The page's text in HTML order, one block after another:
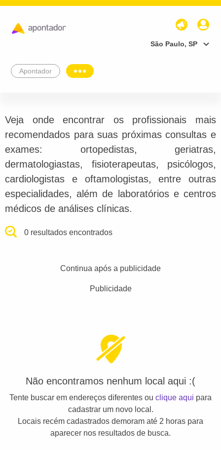
São Paulo, SP
Apontador
Veja onde encontrar os profissionais mais
recomendados para suas próximas consultas e
exames: ortopedistas, geriatras,
dermatologiastas, fisioterapeutas, psicólogos,
cardiologistas e oftamologistas, entre outras
especialidades, além de laboratórios e centros
médicos de análises clínicas.
0 resultados encontrados
Continua após a publicidade
Publicidade
Não encontramos nenhum local aqui :(
Tente buscar em endereços diferentes ou clique aqui para
cadastrar um novo local.
Locais recém cadastrados demoram até 2 horas para
aparecer nos resultados de busca.